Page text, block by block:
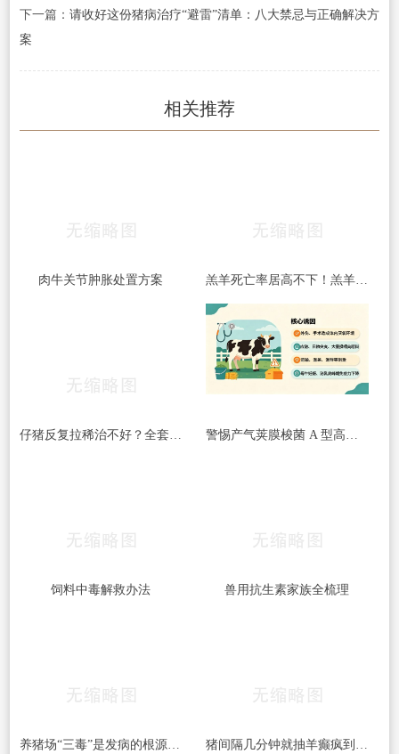
下一篇： 请收好这份猪病治疗“避雷”清单：八大禁忌与正确解决方
案
相关推荐
肉牛关节肿胀处置方案 羔羊死亡率居高不下！羔羊常见5大杀手病，早发现、早预防，少伤亡！​
饲料中毒解救办法 兽用抗生素家族全梳理
养猪场“三毒”是发病的根源！搞好防治很重要！